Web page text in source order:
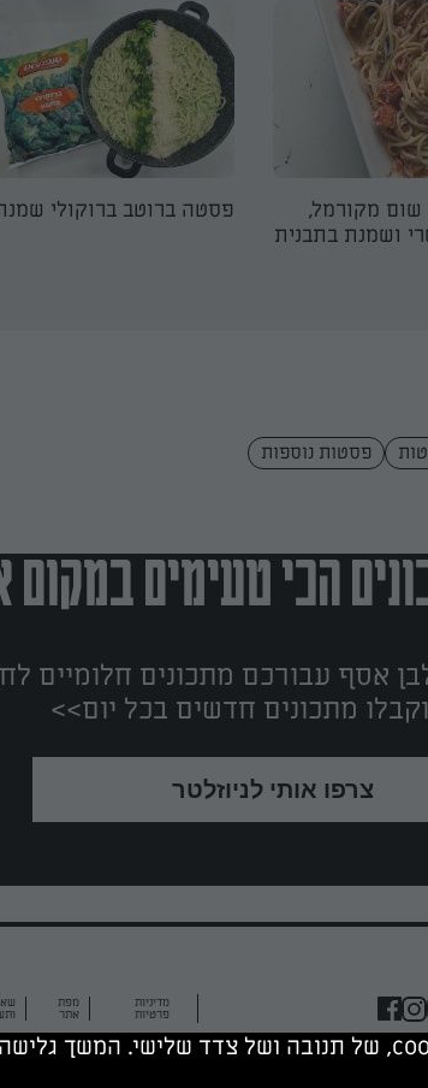
מקורמל,
ושמנת בתבנית
פסטה ברוטב ברוקולי
פסטות נוספות
הכי טעימים
אסף עבורכם מתכונים חלומיים
מתכונים חדשים בכל יום>>
צרפו אותי לניוזלטר
מדיניות
פרטיות
מפת
אתר